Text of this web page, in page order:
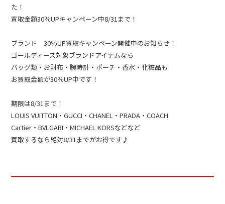
た！
買取金額30％UPキャンペーン中8/31まで！
ブランド 30％UP買取キャンペーン開催中のお知らせ！
ゴールディーズ対象ブランドアイテムなら
バッグ類・お財布・腕時計・ポーチ・香水・化粧品も
お買取金額が30％UP中です！
期限は8/31まで！
LOUIS VUITTON・GUCCI・CHANEL・PRADA・COACH
Cartier・BVLGARI・MICHAEL KORSなどなど
買取するなら絶対8/31までがお得です♪